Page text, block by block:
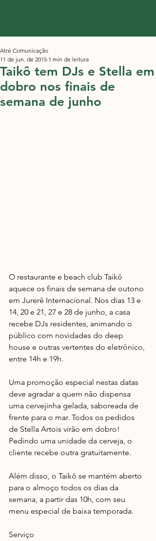
Taikô tem DJs e Stella em
dobro nos finais de
semana de junho
Atré Comunicação
11 de jun. de 2015 1 min de leitura
O restaurante e beach club Taikô
aquece os finais de semana de outono
em Jurerê Internacional. Nos dias 13 e
14, 20 e 21, 27 e 28 de junho, a casa
recebe DJs residentes, animando o
público com novidades do deep
house e outras vertentes do eletrônico,
entre 14h e 19h.
Uma promoção especial nestas datas
deve agradar a quem não dispensa
uma cervejinha gelada, saboreada de
frente para o mar. Todos os pedidos
de Stella Artois virão em dobro!
Pedindo uma unidade da cerveja, o
cliente recebe outra gratuitamente.
Além disso, o Taikô se mantém aberto
para o almoço todos os dias da
semana, a partir das 10h, com seu
menu especial de baixa temporada.
Serviço